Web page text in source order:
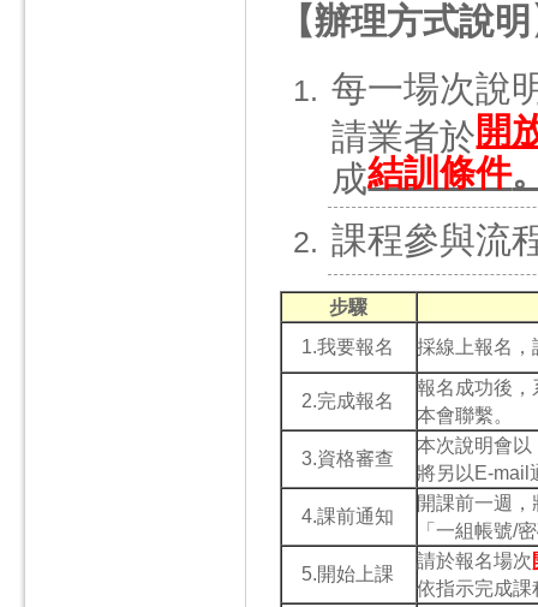
【辦理方式說
每一場次說
請業者於 開
成結訓條件
課程參與流
步驟
1.我要報名
採線上報名
2.完成報名
報名成功後
本會聯繫。
3.資格審查
本次說明會
將另以E-mail
4.課前通知
開課前一週
「一組帳號/
5.開始上課
請於報名場次
依指示完成